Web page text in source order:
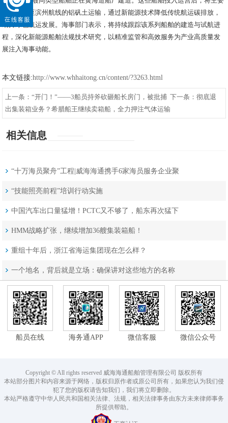
用于烟台至滨州航线的铝矾土运输，通过新能源技术降低传统航运碳排放，
助力绿色航运发展。海事部门表示，将持续跟踪该系列船舶的建造与试航进
程，深化新能源船舶法规技术研究，以精准监管和高效服务为产业高质量发
展注入海事动能。
本文链接:http://www.whhaitong.cn/content/?3263.html
上一条：“开门！”——3船员持斧砍砸船长房门，被批捕 下一条：彻底退
出集装箱业务？希腊船王继续卖箱船，全力押注气体运输
相关信息
“十万海员聚舟”工程|威海海通携手6家海员服务企业聚
舟共绘海员发展新蓝图
“技能照亮前程”培训行动实施
中国汽车出口量猛增！PCTC又不够了，船东再次猛下
单，集运也受益
HMM战略扩张，继续增加36艘集装箱船！
重组十年后，浙江省海运集团现在怎么样？
一个地名，背后就是立场：确保讲对这些地方的名称
船员在线 海务通APP 微信客服 微信公众号
Copyright © All rights reserved 威海海通船舶管理有限公司 版权所有
本站部分图片和内容来源于网络，版权归原作者或原公司所有，如果您认为我们侵
犯了您的版权请告知我们，我们将立即删除。
本站严格遵守中华人民共和国相关法律、法规，相关法律事务由东方未来律师事务
所提供帮助。